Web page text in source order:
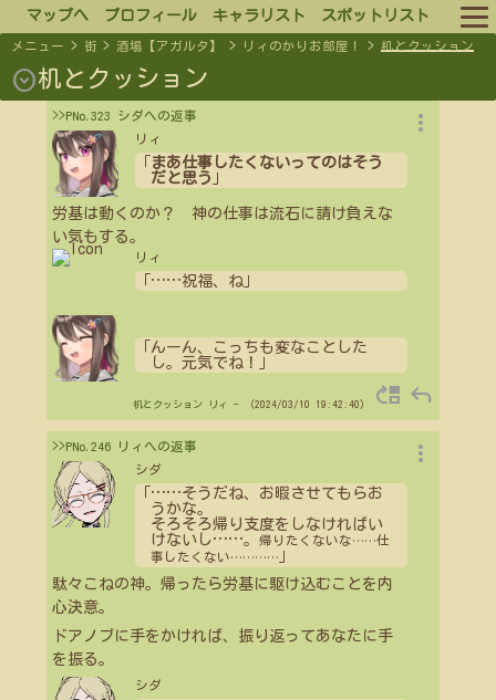
マップへ プロフィール キャラリスト スポットリスト
ログアウト
メニュー > 街 > 酒場【アガルタ】 > リィのかりお部屋！ > 机とクッション
expand_circle_down机とクッション
>>PNo.323 シダへの返事
リィ
まあ仕事したくないってのはそう
だと思う
労基は動くのか？ 神の仕事は流石に請け負えな
い気もする。
リィ
……祝福、ね」
「んーん、こっちも変なことした
し。元気でね！」
more_vert
机とクッション リィ - （2024/03/10 19:42:40） move_up reply
>>PNo.246 リィへの返事
シダ
……そうだね、お暇させてもらお
うかな。
そろそろ帰り支度をしなければい
けないし ……。 帰りたくないな……仕
事したくない…………
駄々こねの神。帰ったら労基に駆け込むことを内
心決意。
ドアノブに手をかければ、振り返ってあなたに手
を振る。
シダ
more_vert